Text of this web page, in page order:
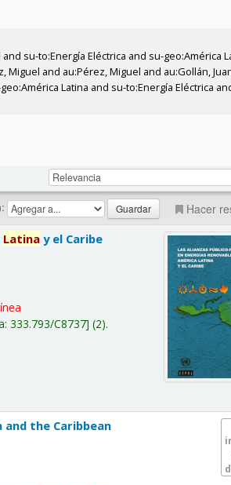
su-to:Energía Eléctrica and su-geo:América
Miguel and au:Pérez, Miguel and au:Gollán,
Latina and su-to:Energía Eléctrica
Hacer
Latina y el Caribe
333.793/C8737 (2).
the Caribbean